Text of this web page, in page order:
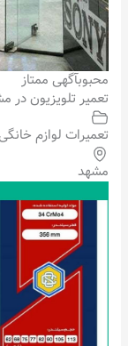
محبوبآگهی ممتاز
تعمیر تلویزیون در مشهد
تعمیرات لوازم
مشهد